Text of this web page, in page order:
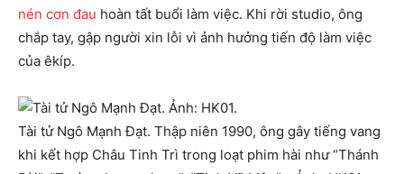
nén cơn đau hoàn tất buổi làm việc. Khi rời studio, ông
chắp tay, gập người xin lỗi vì ảnh hưởng tiến độ làm việc
của êkíp.
Tài tử Ngô Mạnh Đạt. Thập niên 1990, ông gây tiếng vang
khi kết hợp Châu Tinh Trì trong loạt phim hài như “Thánh